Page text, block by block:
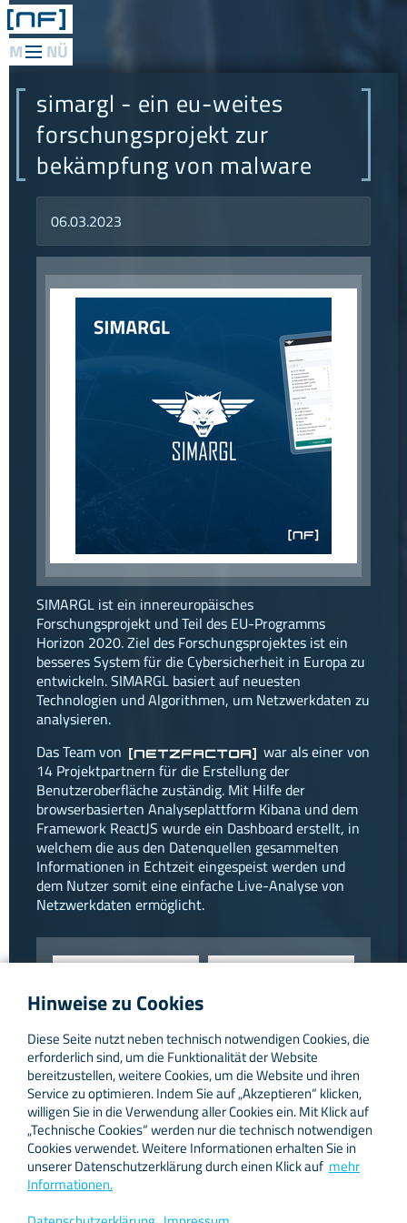
web
applications
mediadesign
network
consulting
philosophie
referenzen
simargl - ein eu-weites
forschungsprojekt zur
bekämpfung von malware
06.03.2023
SIMARGL ist ein innereuropäisches
Forschungsprojekt und Teil des EU-Programms
Horizon 2020. Ziel des Forschungsprojektes ist ein
besseres System für die Cybersicherheit in Europa zu
entwickeln. SIMARGL basiert auf neuesten
Technologien und Algorithmen, um Netzwerkdaten zu
analysieren.
Das Team von [netzfactor] war als einer von
14 Projektpartnern für die Erstellung der
Benutzeroberfläche zuständig. Mit Hilfe der
browserbasierten Analyseplattform Kibana und dem
Framework ReactJS wurde ein Dashboard erstellt, in
welchem die aus den Datenquellen gesammelten
Informationen in Echtzeit eingespeist werden und
dem Nutzer somit eine einfache Live-Analyse von
Netzwerkdaten ermöglicht.
Hinweise zu Cookies
Diese Seite nutzt neben technisch notwendigen Cookies, die
erforderlich sind, um die Funktionalität der Website
bereitzustellen, weitere Cookies, um die Website und ihren
Service zu optimieren. Indem Sie auf „Akzeptieren“ klicken,
willigen Sie in die Verwendung aller Cookies ein. Mit Klick auf
„Technische Cookies“ werden nur die technisch notwendigen
Cookies verwendet. Weitere Informationen erhalten Sie in
unserer Datenschutzerklärung durch einen Klick auf mehr
Informationen.